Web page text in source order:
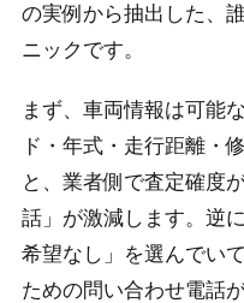
の実例から抽出した、
ニックです。
まず、車両情報は可能
ド・年式・走行距離・
と、業者側で査定確度
話」が激減します。逆
希望なし」を選んでい
ための問い合わせ電話